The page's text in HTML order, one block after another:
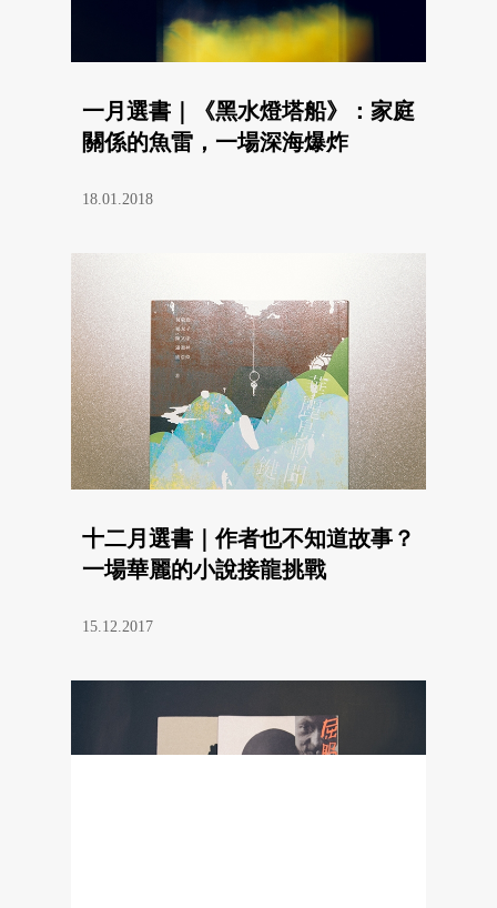
一月選書｜《黑水燈塔船》：家庭
關係的魚雷，一場深海爆炸
18.01.2018
十二月選書｜作者也不知道故事？
一場華麗的小說接龍挑戰
15.12.2017